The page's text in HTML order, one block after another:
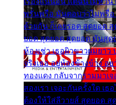
พรั่นพรือ มันตอบว่าไม่พรื่อ
ด้วยกัน ก็เลยรอด สุดยอด
ยอด สุดยอด สุดยอด มันสุ
ห้องเช่า เธอผิวขาวผมยาว
จริงเธอ อยู่ห้องข้างข้าง อ
ทองแดง กลับจากรามมาเ
สองเรา เจอะกันครั้งใด เธ
ต้องให้ใส่ลีวายส์ สุดยอด